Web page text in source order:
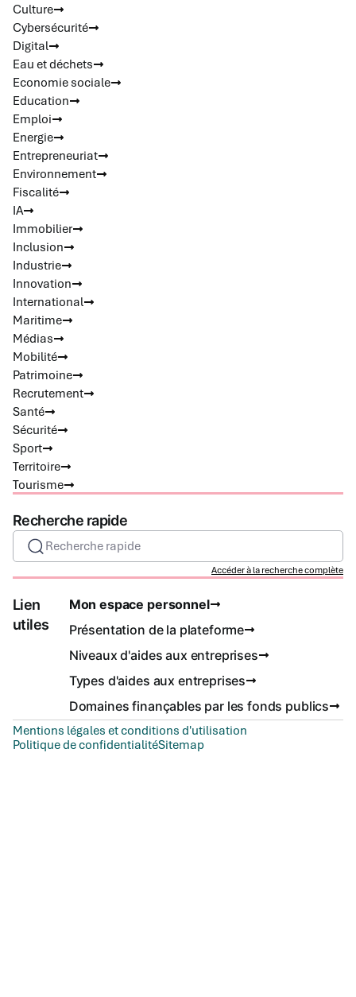
Culture
Cybersécurité
Digital
Eau et déchets
Economie sociale
Education
Emploi
Energie
Entrepreneuriat
Environnement
Fiscalité
IA
Immobilier
Inclusion
Industrie
Innovation
International
Maritime
Médias
Mobilité
Patrimoine
Recrutement
Santé
Sécurité
Sport
Territoire
Tourisme
Recherche rapide
Recherche rapide
Accéder à la recherche complète
Lien
utiles
Mon espace personnel
Présentation de la plateforme
Niveaux d'aides aux entreprises
Types d'aides aux entreprises
Domaines finançables par les fonds publics
Mentions légales et conditions d'utilisation
Politique de confidentialitéSitemap